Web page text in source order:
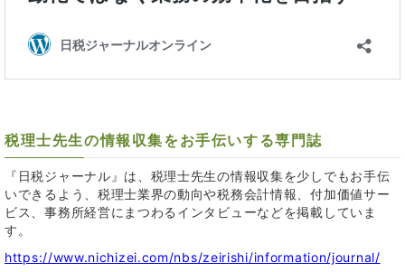
税理士先生の情報収集をお手伝いする専門誌
『日税ジャーナル』は、税理士先生の情報収集を少しでもお手伝
いできるよう、税理士業界の動向や税務会計情報、付加価値サー
ビス、事務所経営にまつわるインタビューなどを掲載していま
す。
https://www.nichizei.com/nbs/zeirishi/information/journal/